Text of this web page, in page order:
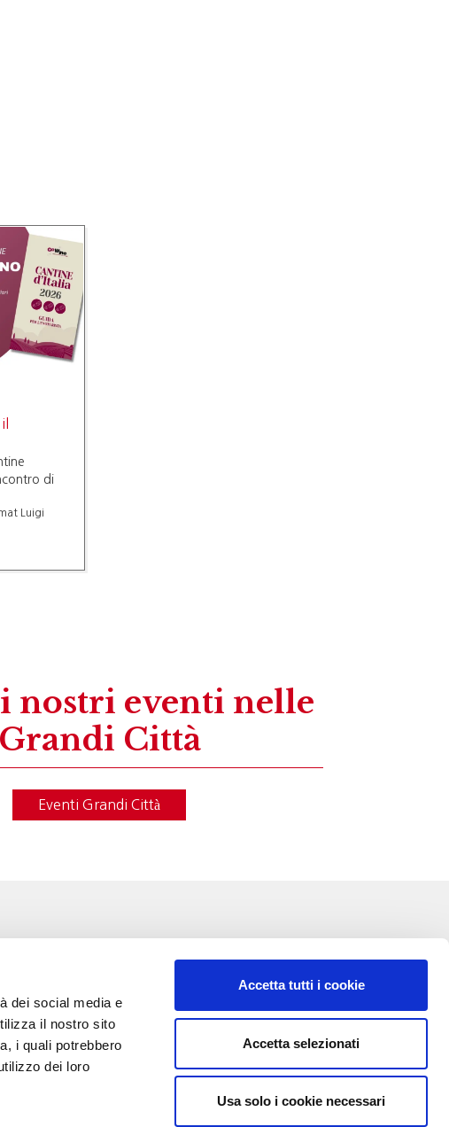
dei social media e
il nostro sito
i quali potrebbero
dei loro
Accetta tutti i cookie
Accetta selezionati
Usa solo i cookie necessari
Luigi
nostri eventi nelle
Grandi Città
Eventi Grandi Città
P.IVA: